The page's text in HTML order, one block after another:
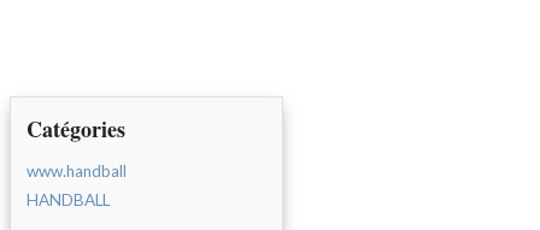
Catégories
www.handball
HANDBALL